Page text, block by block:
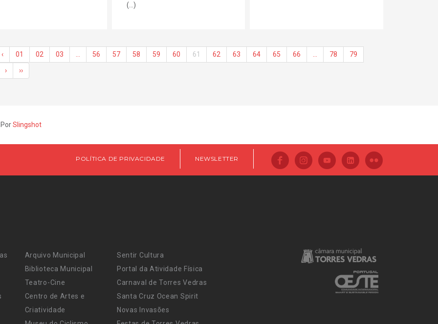
(...)
‹ 01 02 03 56 57 58 59 60 61 62 63 64 65 66 78 79
› ››
Slingshot
POLÍTICA DE PRIVACIDADE NEWSLETTER
Arquivo Municipal
Biblioteca Municipal
Teatro-Cine
Centro de Artes e
Criatividade
Sentir Cultura
Portal da Atividade Física
Carnaval de Torres Vedras
Santa Cruz Ocean Spirit
Novas Invasões